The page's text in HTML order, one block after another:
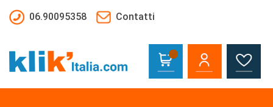
06.90095358
Contatti